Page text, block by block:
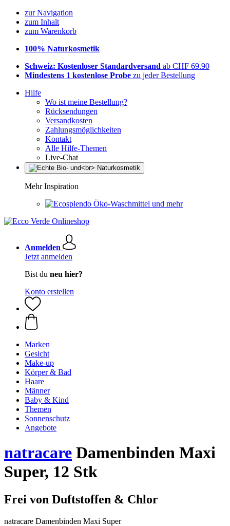
zur Navigation
zum Inhalt
zum Warenkorb
100% Naturkosmetik
Schweiz: Kostenloser Standardversand ab CHF 69.90
Mindestens 1 kostenlose Probe zu jeder Bestellung
Hilfe
Wo ist meine Bestellung?
Rücksendungen
Versandkosten
Zahlungsmöglichkeiten
Kontakt
Alle Hilfe-Themen
Live-Chat
Mehr Inspiration
Öko-Waschmittel und mehr
Anmelden
Jetzt anmelden
Bist du neu hier?
Konto erstellen
Marken
Gesicht
Make-up
Körper & Bad
Haare
Männer
Baby & Kind
Themen
Sonnenschutz
Angebote
natracare Damenbinden Maxi
Super, 12 Stk
Frei von Duftstoffen & Chlor
natracare Damenbinden Maxi Super